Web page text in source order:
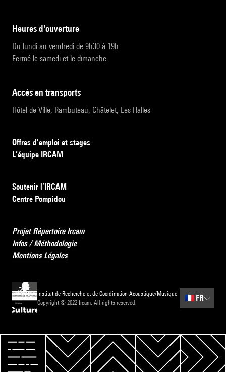
heures d'ouverture
Du lundi au vendredi de 9h30 à 19h
Fermé le samedi et le dimanche
accès en transports
Hôtel de Ville, Rambuteau, Châtelet, Les Halles
Offres d’emploi et stages
L’équipe IRCAM
Soutenir l’IRCAM
Centre Pompidou
Projet Répertoire Ircam
Infos / Méthodologie
Mentions Légales
Institut de Recherche et de Coordination Acoustique/Musique
Copyright © 2022 Ircam. All rights reserved.
🇫🇷 FR